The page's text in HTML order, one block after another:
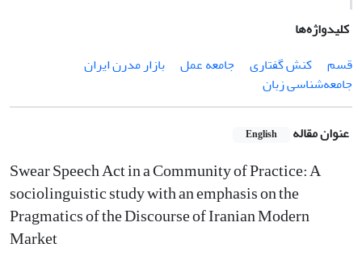
کلیدواژه‌ها
قسم
کنش گفتاری جامعه عمل
بازار مدرن ایران
جامعه‌شناسی زبان
عنوان مقاله English
Swear Speech Act in a Community of Practice: A
sociolinguistic study with an emphasis on the
Pragmatics of the Discourse of Iranian Modern
Market